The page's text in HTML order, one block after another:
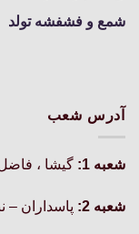
شمع و فشفشه تولد
آدرس شعب
شعبه 1: گيشا ، فاضل
شعبه 2: پاسداران –